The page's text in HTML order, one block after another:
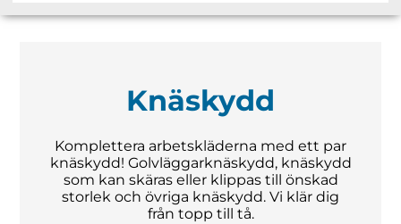
Knäskydd
Komplettera arbetskläderna med ett par
knäskydd! Golvläggarknäskydd, knäskydd
som kan skäras eller klippas till önskad
storlek och övriga knäskydd. Vi klär dig
från topp till tå.